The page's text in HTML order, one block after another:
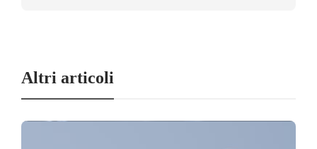
Altri articoli